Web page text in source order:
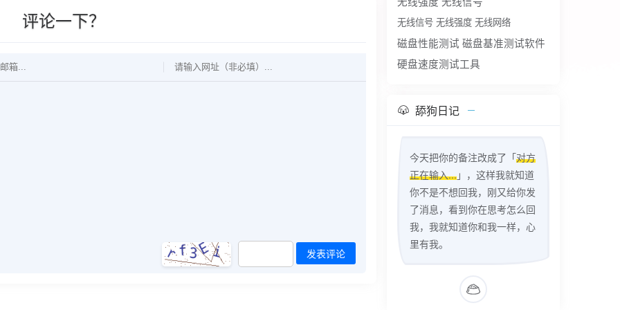
评论一下？
发表评论
无线信号 无线强度 无线网络
磁盘性能测试 磁盘基准测试软件
硬盘速度测试工具
舔狗日记
今天把你的备注改成了「对方
正在输入... 」，这样我就知道
你不是不想回我，刚又给你发
了消息，看到你在思考怎么回
我，我就知道你和我一样，心
里有我。